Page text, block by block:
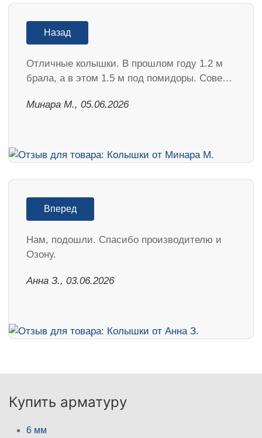
Назад
Отличные колышки. В прошлом году 1.2 м
брала, а в этом 1.5 м под помидоры. Сове…
Минара М., 05.06.2026
Вперед
Нам, подошли. Спасибо производителю и
Озону.
Анна З., 03.06.2026
Купить арматуру
6 мм